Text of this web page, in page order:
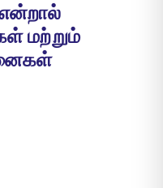
மற்றும்